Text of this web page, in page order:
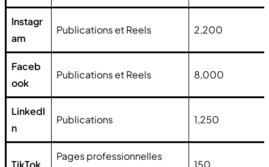
Instagr
am
Publications et Reels 2,200
Faceb
ook
Publications et Reels 8,000
LinkedI
n
Publications 1,250
TikTok
Pages professionnelles
150